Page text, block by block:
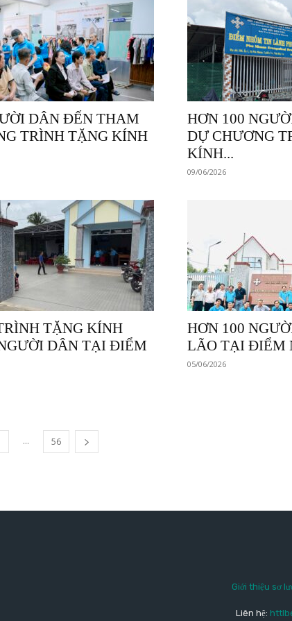
DÂN ĐẾN THAM
TRÌNH TẶNG KÍNH
HƠN 100
DỰ CHƯƠNG
KÍNH...
09/06/2026
TẶNG KÍNH
DÂN TẠI ĐIỂM
HƠN 100
LÃO TẠI ĐIỂM
05/06/2026
... 56
Giới thiệu sơ
Liên hệ: